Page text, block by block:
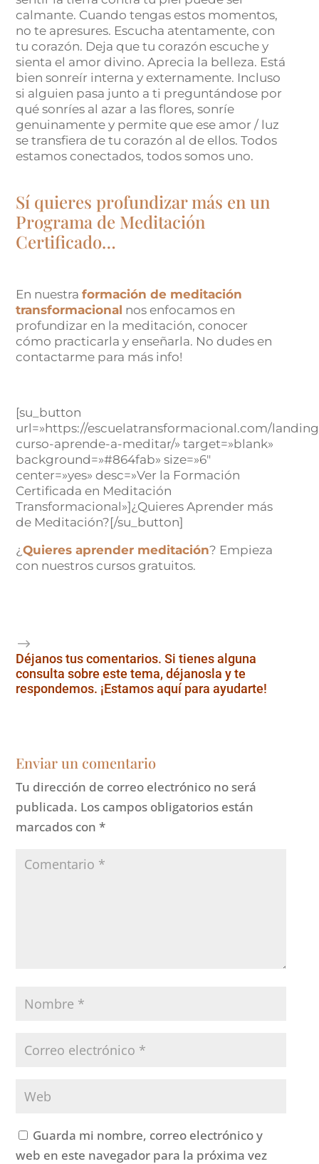
calmante. Cuando tengas estos momentos,
no te apresures. Escucha atentamente, con
tu corazón. Deja que tu corazón escuche y
sienta el amor divino. Aprecia la belleza. Está
bien sonreír interna y externamente. Incluso
si alguien pasa junto a ti preguntándose por
qué sonríes al azar a las flores, sonríe
genuinamente y permite que ese amor / luz
se transfiera de tu corazón al de ellos. Todos
estamos conectados, todos somos uno.
Sí quieres profundizar más en un
Programa de Meditación
Certificado…
En nuestraformación de meditación
transformacional nos enfocamos en
profundizar en la meditación, conocer
cómo practicarla y enseñarla. No dudes en
contactarme para más info!
[su_button
url=»https://escuelatransformacional.com/
curso-aprende-a-meditar/» target=»blank»
background=»#864fab» size=»6″
center=»yes» desc=»Ver la Formación
Certificada en Meditación
Transformacional»]¿Quieres Aprender más
de Meditación?[/su_button]
¿Quieres aprender meditación? Empieza
con nuestros cursos gratuitos.
Déjanos tus comentarios. Si tienes alguna
consulta sobre este tema, déjanosla y te
respondemos. ¡Estamos aquí para ayudarte!
Enviar un comentario
Tu dirección de correo electrónico no será
publicada. Los campos obligatorios están
marcados con*
Guarda mi nombre, correo electrónico y
web en este navegador para la próxima vez